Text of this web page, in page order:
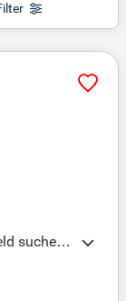
suchen
Publi
Rolle b